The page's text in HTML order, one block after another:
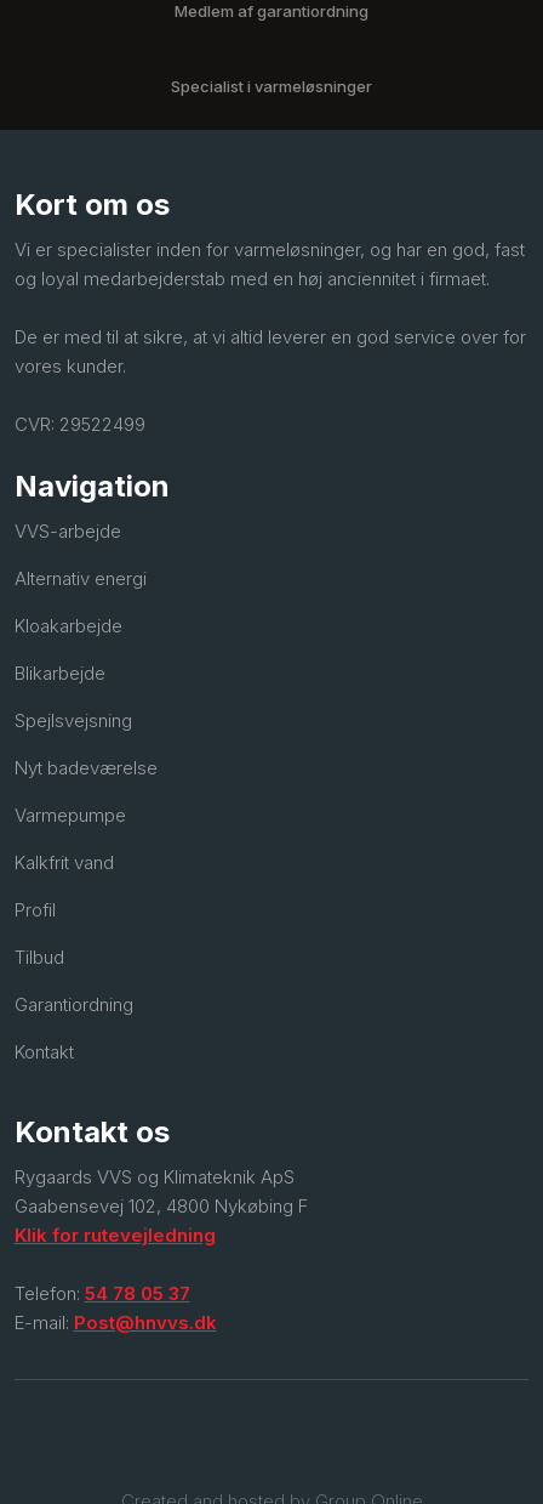
Medlem af garantiordning
Specialist i varmeløsninger
Kort om os
Vi er specialister inden for varmeløsninger, og har en god, fast
og loyal medarbejderstab med en høj anciennitet i firmaet.
De er med til at sikre, at vi altid leverer en god service over for
vores kunder.
CVR: 29522499
Navigation
VVS-arbejde
Alternativ energi
Kloakarbejde
Blikarbejde
Spejlsvejsning
Nyt badeværelse
Varmepumpe
Kalkfrit vand
Profil
Tilbud
Garantiordning
Kontakt
Kontakt os
​Rygaards VVS og Klimateknik ApS
Gaabensevej 102, 4800 Nykøbing F
Klik for rutevejledning
Telefon: 54 78 05 37
E-mail: Post@hnvvs.dk